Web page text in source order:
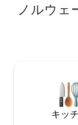
ノルウェ
キッ